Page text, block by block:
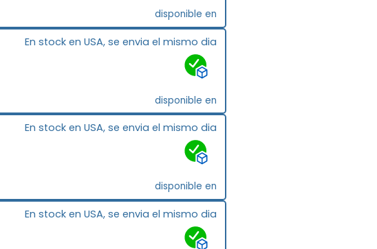
disponible en
En stock en USA, se envia el mismo dia
disponible en
En stock en USA, se envia el mismo dia
disponible en
En stock en USA, se envia el mismo dia